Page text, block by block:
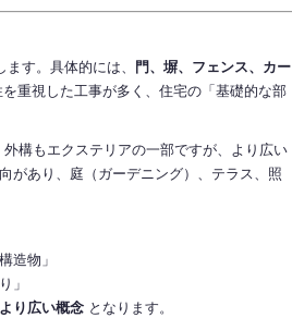
ます。具体的には、
門、塀、フェンス、カー
重視した工事が多く、住宅の「基礎的な部
外構もエクステリアの一部ですが、より広い
があり、庭（ガーデニング）、テラス、照
造物」
」
り広い概念 となります。